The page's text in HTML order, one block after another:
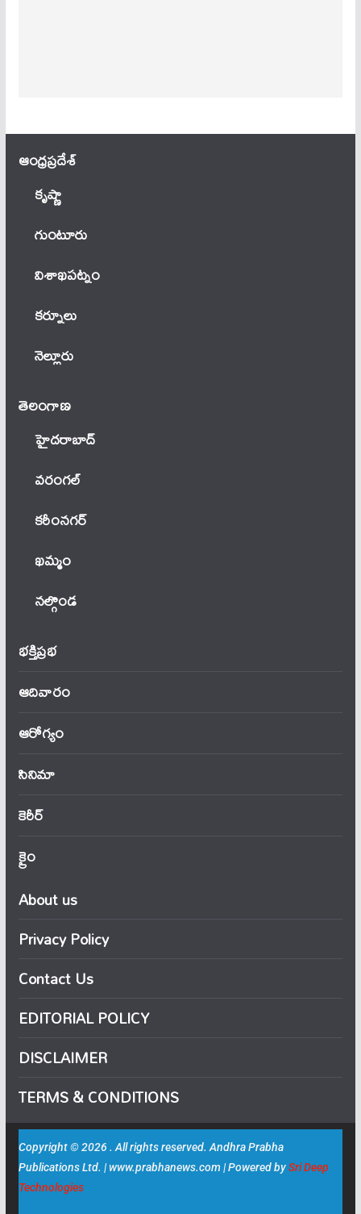
ఆంధ్ర‌ప్ర‌దేశ్
కృష్ణా
గుంటూరు
విశాఖపట్నం
కర్నూలు
నెల్లూరు
తెలంగాణ‌
హైదరాబాద్
వ‌రంగ‌ల్
కరీంనగర్
ఖ‌మ్మం
నల్గొండ
భక్తిప్రభ
ఆదివారం
ఆరోగ్యం
సినిమా
కెరీర్
క్రైం
About us
Privacy Policy
Contact Us
EDITORIAL POLICY
DISCLAIMER
TERMS & CONDITIONS
Copyright © 2026 . All rights reserved. Andhra Prabha
Publications Ltd. | www.prabhanews.com | Powered bySri Deep
Technologies